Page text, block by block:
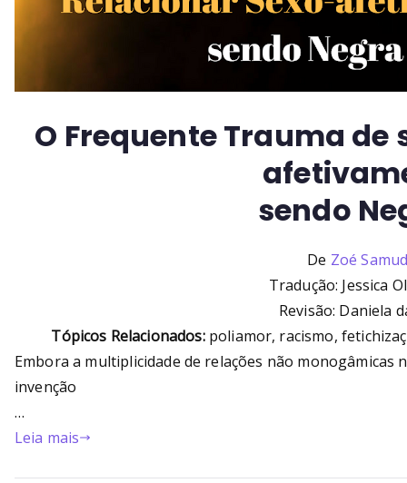
O Frequente Trauma de
sendo
De Zoé
Tradução: Jessica
Revisão: Daniela
Tópicos Relacionados:poliamor, racismo,
Embora a multiplicidade de relações não monogâmicas
invenção
…
Leia mais